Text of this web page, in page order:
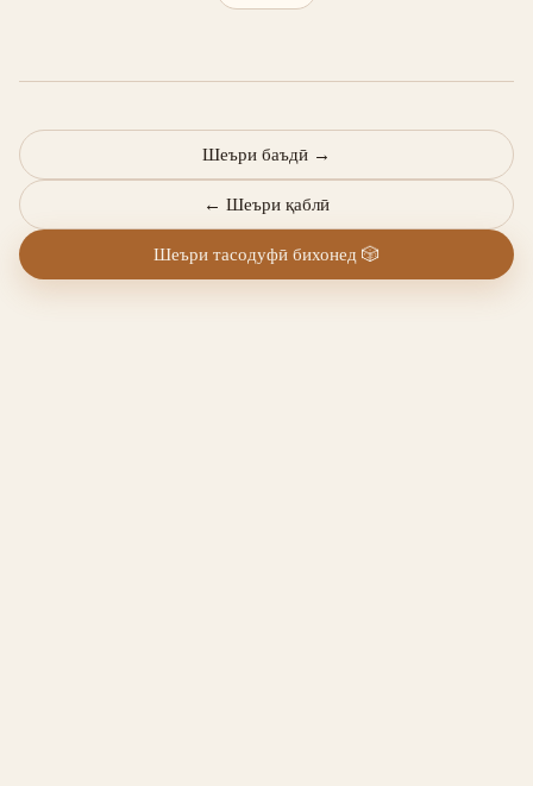
← Шеъри қаблӣ
Шеъри баъдӣ →
Шеъри тасодуфӣ бихонед 🎲